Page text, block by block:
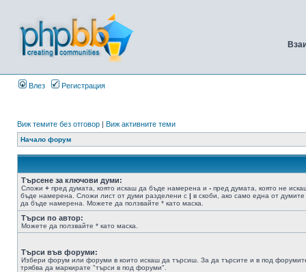
Влез Регистрация
Виж темите без отговор | Виж активните теми
Начало форум
Търсене за ключови думи:
Сложи + пред думата, която искаш да бъде намерена и - пред думата, която не
бъде намерена. Сложи лист от думи разделени с | в скоби, ако само една от думите
да бъде намерена. Можете да ползвайте * като маска.
Търси по автор:
Можете да ползвайте * като маска.
Търси във форуми:
Избери форум или форуми в които искаш да търсиш. За да търсите и в под
трябва да маркирате "търси в под форуми".